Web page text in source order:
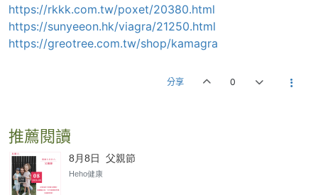
https://rkkk.com.tw/poxet/20380.html
https://sunyeeon.hk/viagra/21250.html
https://greotree.com.tw/shop/kamagra
分享 0
推薦閱讀